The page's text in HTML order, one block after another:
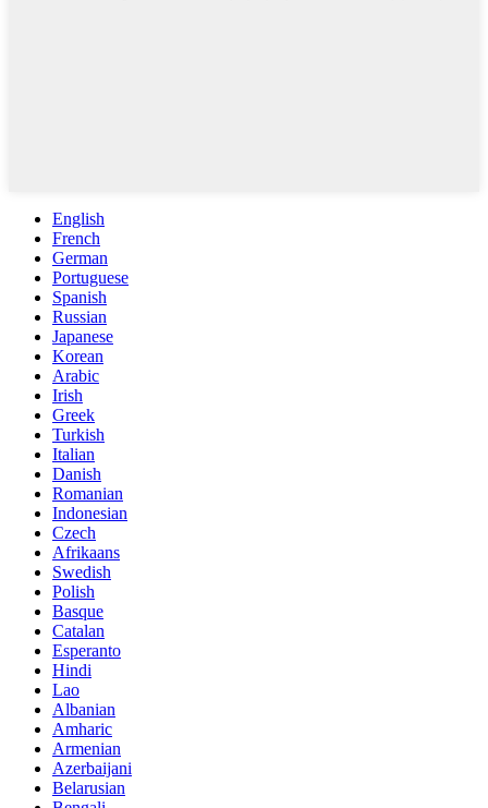
English
French
German
Portuguese
Spanish
Russian
Japanese
Korean
Arabic
Irish
Greek
Turkish
Italian
Danish
Romanian
Indonesian
Czech
Afrikaans
Swedish
Polish
Basque
Catalan
Esperanto
Hindi
Lao
Albanian
Amharic
Armenian
Azerbaijani
Belarusian